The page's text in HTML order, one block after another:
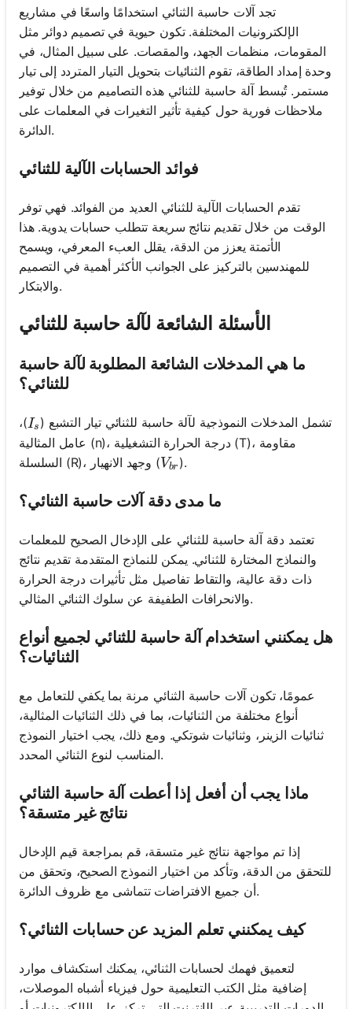
تجد آلات حاسبة الثنائي استخدامًا واسعًا في مشاريع
الإلكترونيات المختلفة. تكون حيوية في تصميم دوائر مثل
المقومات، منظمات الجهد، والمقصات. على سبيل المثال، في
وحدة إمداد الطاقة، تقوم الثنائيات بتحويل التيار المتردد إلى تيار
مستمر. تُبسط آلة حاسبة للثنائي هذه التصاميم من خلال توفير
ملاحظات فورية حول كيفية تأثير التغيرات في المعلمات على
الدائرة.
فوائد الحسابات الآلية للثنائي
تقدم الحسابات الآلية للثنائي العديد من الفوائد. فهي توفر
الوقت من خلال تقديم نتائج سريعة تتطلب حسابات يدوية. هذا
الأتمتة يعزز من الدقة، يقلل العبء المعرفي، ويسمح
للمهندسين بالتركيز على الجوانب الأكثر أهمية في التصميم
والابتكار.
الأسئلة الشائعة لآلة حاسبة للثنائي
ما هي المدخلات الشائعة المطلوبة لآلة حاسبة
للثنائي؟
تشمل المدخلات النموذجية لآلة حاسبة للثنائي تيار التشبع (I_s
Is
)،
عامل المثالية (n)، درجة الحرارة التشغيلية (T)، مقاومة
السلسلة (R)، وجهد الانهيار (V_{br}
Vbr ).
ما مدى دقة آلات حاسبة الثنائي؟
تعتمد دقة آلة حاسبة للثنائي على الإدخال الصحيح للمعلمات
والنماذج المختارة للثنائي. يمكن للنماذج المتقدمة تقديم نتائج
ذات دقة عالية، والتقاط تفاصيل مثل تأثيرات درجة الحرارة
والانحرافات الطفيفة عن سلوك الثنائي المثالي.
هل يمكنني استخدام آلة حاسبة للثنائي لجميع أنواع
الثنائيات؟
عمومًا، تكون آلات حاسبة الثنائي مرنة بما يكفي للتعامل مع
أنواع مختلفة من الثنائيات، بما في ذلك الثنائيات المثالية،
ثنائيات الزينر، وثنائيات شوتكي. ومع ذلك، يجب اختيار النموذج
المناسب لنوع الثنائي المحدد.
ماذا يجب أن أفعل إذا أعطت آلة حاسبة الثنائي
نتائج غير متسقة؟
إذا تم مواجهة نتائج غير متسقة، قم بمراجعة قيم الإدخال
للتحقق من الدقة، وتأكد من اختيار النموذج الصحيح، وتحقق من
أن جميع الافتراضات تتماشى مع ظروف الدائرة.
كيف يمكنني تعلم المزيد عن حسابات الثنائي؟
لتعميق فهمك لحسابات الثنائي، يمكنك استكشاف موارد
إضافية مثل الكتب التعليمية حول فيزياء أشباه الموصلات،